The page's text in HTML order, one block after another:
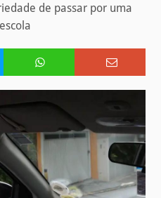
de passar por uma